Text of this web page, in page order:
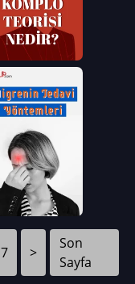
7 >
Son
Sayfa